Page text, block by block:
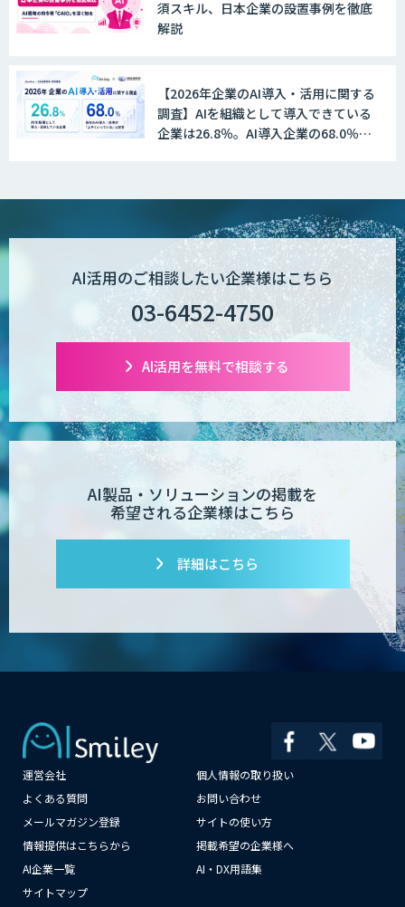
MµgenGAI
図面検索AI
AI Worker
【営業特化】AIエージェント構築サービ
ス
TIGEREYE AGENT
AI開発・伴走支援・内製化支援
JAPAN AI AGENT
SELFBOT AIアバター
須スキル、日本企業の設置事例を徹底
解説
【2026年企業のAI導入・活用に関する
調査】AIを組織として導入できている
企業は26.8％。AI導入企業の68.0％
AI活用のご相談したい企業様はこちら
03-6452-4750
AI活用を無料で相談する
AI製品・ソリューションの掲載を
希望される企業様はこちら
詳細はこちら
運営会社
個人情報の取り扱い
よくある質問
お問い合わせ
メールマガジン登録
サイトの使い方
情報提供はこちらから
掲載希望の企業様へ
AI企業一覧
AI・DX用語集
サイトマップ